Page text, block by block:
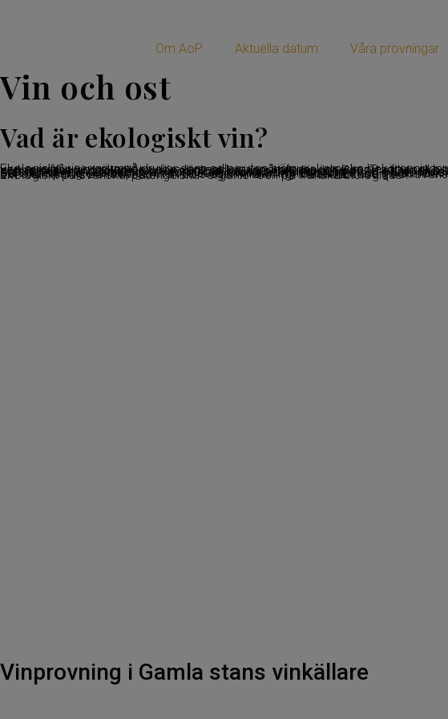
Om AoP Aktuella datum Våra provningar
Vin och ost
Vad är ekologiskt vin?
Ekologiska viner görs på druvor som odlas utan hjälp av kemiska bekämpningsmedel som verkar inifrån vinrankan och som lämnar kvar spårämnen i druvan. Traditionell besprutning med kopparsulfat är dock tillåten för ekologiska viner i alla länder. För att ett vin ska klassas som ekologiskt i handeln krävs en kontroll av odling och tillverkning av en oberoende organisation, därefter sker en certifieringen som säkerställer att vinet uppfyller EU:s krav för ekologisk odling och tillverkning och slutligen kan vinet få en märkning. Det finns flera godkända märkningar inom EU, exempelvis EU-lövet som är EU:s egen märkning, franska Ecocert och svenska KRAV. Ekologiskt på svenska, på engelska ”organic” och på franska”biologique”.
Vinprovning i Gamla stans vinkällare